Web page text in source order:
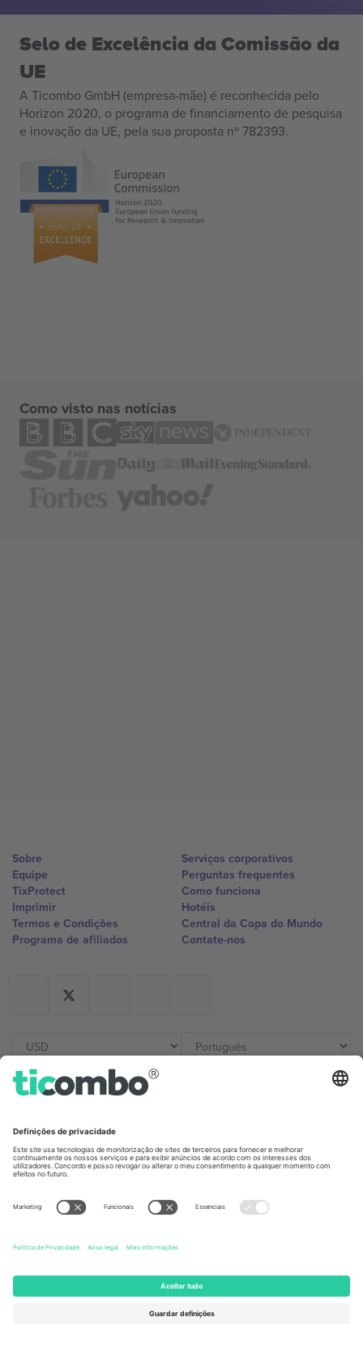
Selo de Excelência da Comissão da
UE
A Ticombo GmbH (empresa-mãe) é reconhecida pelo
Horizon 2020, o programa de financiamento de pesquisa
e inovação da UE, pela sua proposta nº 782393.
Como visto nas notícias
Sobre
Equipe
TixProtect
Imprimir
Termos e Condições
Programa de afiliados
Serviços corporativos
Perguntas frequentes
Como funciona
Hotéis
Central da Copa do Mundo
Contate-nos
Germany
Unter den Linden 24, 10117
Berlin, Germany
167 City Road, London, Greater
131 Continental Dr, Suite 305,